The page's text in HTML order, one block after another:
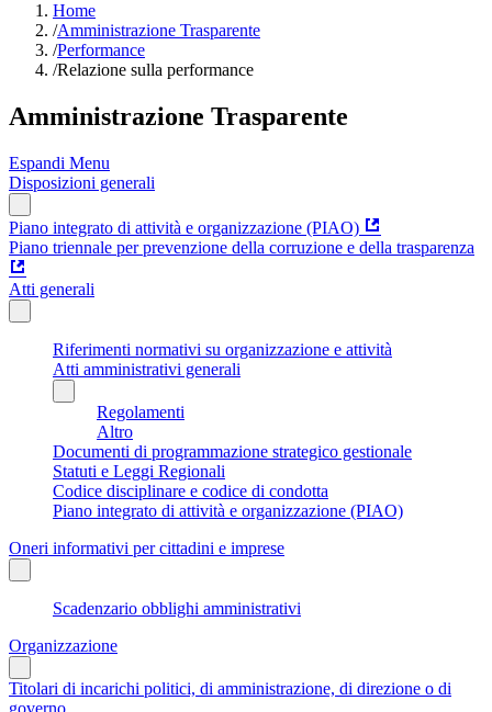
Home
/Amministrazione Trasparente
/Performance
/Relazione sulla performance
Amministrazione Trasparente
Espandi Menu
Disposizioni generali
Piano integrato di attività e organizzazione (PIAO)
Piano triennale per prevenzione della corruzione e della trasparenza
Atti generali
Riferimenti normativi su organizzazione e attività
Atti amministrativi generali
Regolamenti
Altro
Documenti di programmazione strategico gestionale
Statuti e Leggi Regionali
Codice disciplinare e codice di condotta
Piano integrato di attività e organizzazione (PIAO)
Oneri informativi per cittadini e imprese
Scadenzario obblighi amministrativi
Organizzazione
Titolari di incarichi politici, di amministrazione, di direzione o di
governo